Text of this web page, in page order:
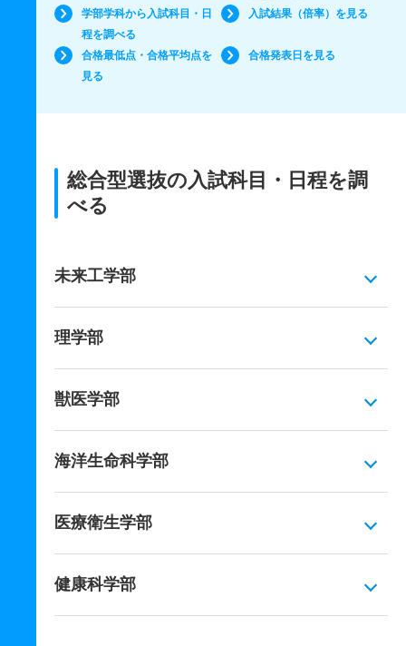
学部学科から入試科目・日
程を調べる
入試結果（倍率）を見る
合格最低点・合格平均点を
見る
合格発表日を見る
総合型選抜の入試科目・日程を調
べる
未来工学部
理学部
獣医学部
海洋生命科学部
医療衛生学部
健康科学部